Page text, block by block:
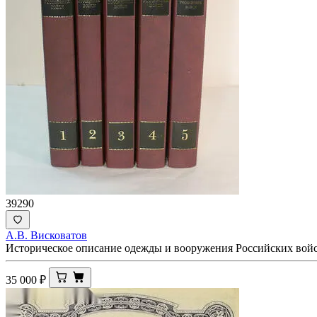
39290
А.В. Висковатов
Историческое описание одежды и вооружения Российских
35 000 ₽